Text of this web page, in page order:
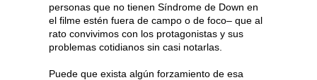
personas que no tienen Síndrome de Down en
el filme estén fuera de campo o de foco– que al
rato convivimos con los protagonistas y sus
problemas cotidianos sin casi notarlas.
Puede que exista algún forzamiento de esa